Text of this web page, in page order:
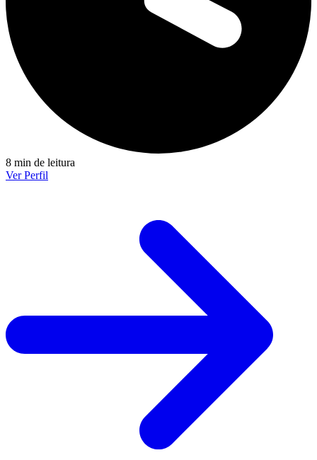
8 min de leitura
Ver Perfil